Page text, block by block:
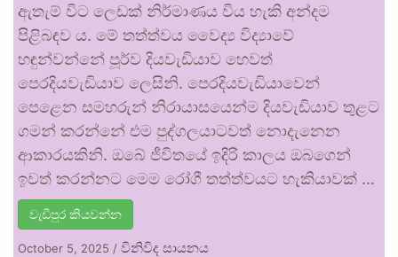
ඇතැම් විට ලෙඩක් නිර්මාණය විය හැකි අන්දම
පිළිබඳව ය. මේ තත්ත්වය වෛද්‍ය විද්‍යාවේ
හඳුන්වන්නේ පූර්ව දියවැඩියාව හෙවත්
පෙරදියවැඩියාව ලෙසිනි. පෙරදියවැඩියාවෙන්
පෙළෙන සමහරුන් නිරායාසයෙන්ම දියවැඩියාව තුළට
ගමන් කරන්නේ එම පුද්ගලයාටවත් නොදැනෙන
ආකාරයකිනි. ඔබේ ජීවිතයේ ඉදිරි කාලය ඔබගෙන්
ඉවත් කරන්නට මෙම රෝගී තත්ත්වයට හැකියාවක් …
වැඩිපුර කියවන්න
October 5, 2025 / විනිවිද සායනය